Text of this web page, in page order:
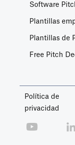
Software
Plantillas
Plantillas de
Free Pitch
Política de
privacidad